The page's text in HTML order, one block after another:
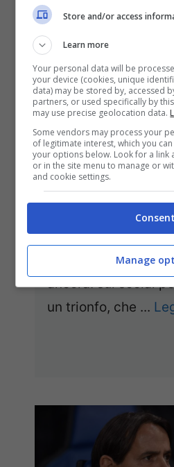
Social in fiamme
scollatura da urlo
Elisabetta Canalis,
la sua sensualità
ancora: sui social
un trionfo, che ...
Store and/or access
Learn more
Your personal data will be
your device (cookies, unique
data) may be stored by, accessed
partners, or used specifically by
may use precise geolocation data.
Some vendors may process your
of legitimate interest, which you
your options below. Look for a link
or in the site menu to manage or
and cookie settings.
Consent
Manage